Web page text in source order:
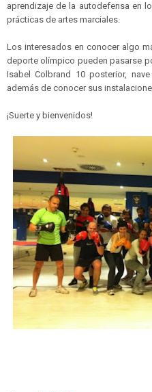
aprendizaje de la autodefensa en
prácticas de artes marciales.
Los interesados en conocer algo
deporte olímpico pueden pasarse
Isabel Colbrand 10 posterior,
además de conocer sus
¡Suerte y bienvenidos!